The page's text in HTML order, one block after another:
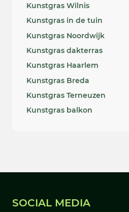
Kunstgras Wilnis
Kunstgras in de tuin
Kunstgras Noordwijk
Kunstgras dakterras
Kunstgras Haarlem
Kunstgras Breda
Kunstgras Terneuzen
Kunstgras balkon
SOCIAL MEDIA